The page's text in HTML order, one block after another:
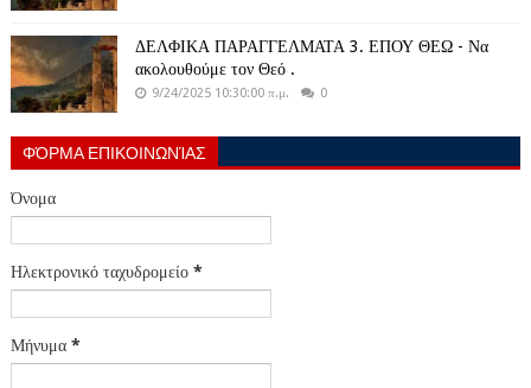
ΔΕΛΦΙΚΑ ΠΑΡΑΓΓΕΛΜΑΤΑ 3. ΕΠΟΥ ΘΕΩ - Να
ακολουθούμε τον Θεό .
9/24/2025 10:30:00 π.μ. 0
ΦΌΡΜΑ ΕΠΙΚΟΙΝΩΝΊΑΣ
Όνομα
Ηλεκτρονικό ταχυδρομείο *
Μήνυμα *